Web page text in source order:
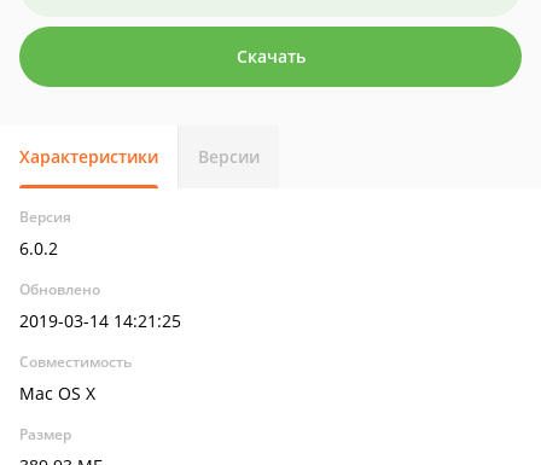
Скачать
Характеристики Версии
Версия
6.0.2
Обновлено
2019-03-14 14:21:25
Совместимость
Mac OS X
Размер